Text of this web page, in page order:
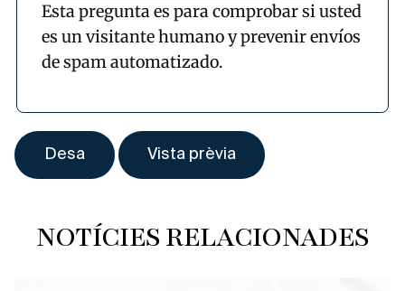
Esta pregunta es para comprobar si usted
es un visitante humano y prevenir envíos
de spam automatizado.
NOTÍCIES RELACIONADES